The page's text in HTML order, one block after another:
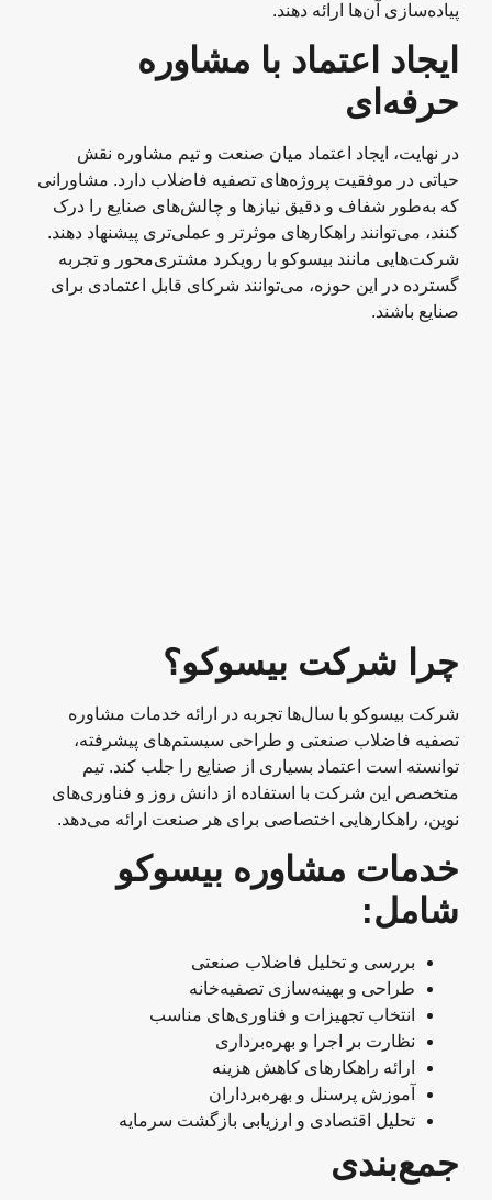
پیاده‌سازی آن‌ها ارائه دهند.
ایجاد اعتماد با مشاوره
حرفه‌ای
در نهایت، ایجاد اعتماد میان صنعت و تیم مشاوره نقش
حیاتی در موفقیت پروژه‌های تصفیه فاضلاب دارد. مشاورانی
که به‌طور شفاف و دقیق نیازها و چالش‌های صنایع را درک
کنند، می‌توانند راهکارهای موثرتر و عملی‌تری پیشنهاد دهند.
شرکت‌هایی مانند بیسوکو با رویکرد مشتری‌محور و تجربه
گسترده در این حوزه، می‌توانند شرکای قابل اعتمادی برای
صنایع باشند.
چرا شرکت بیسوکو؟
شرکت بیسوکو با سال‌ها تجربه در ارائه خدمات مشاوره
تصفیه فاضلاب صنعتی و طراحی سیستم‌های پیشرفته،
توانسته است اعتماد بسیاری از صنایع را جلب کند. تیم
متخصص این شرکت با استفاده از دانش روز و فناوری‌های
نوین، راهکارهایی اختصاصی برای هر صنعت ارائه می‌دهد.
خدمات مشاوره بیسوکو
شامل:
بررسی و تحلیل فاضلاب صنعتی
طراحی و بهینه‌سازی تصفیه‌خانه
انتخاب تجهیزات و فناوری‌های مناسب
نظارت بر اجرا و بهره‌برداری
ارائه راهکارهای کاهش هزینه
آموزش پرسنل و بهره‌برداران
تحلیل اقتصادی و ارزیابی بازگشت سرمایه
جمع‌بندی